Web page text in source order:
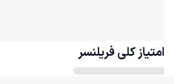
امتیاز کلی فریلنسر